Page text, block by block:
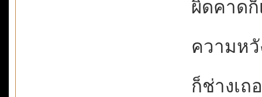
ผิดคาดก็
ความหวั
ก็ช่างเถ